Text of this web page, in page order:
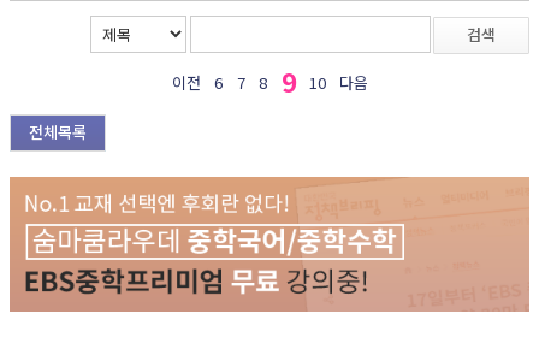
검색
이전 6 7 8 9 10 다음
전체목록